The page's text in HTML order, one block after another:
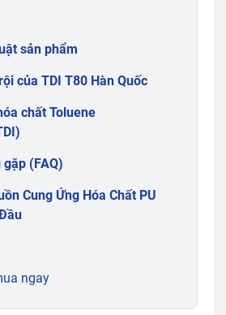
sản phẩm
của TDI T80 Hàn Quốc
chất Toluene
(FAQ)
Cung Ứng Hóa Chất PU
ngay